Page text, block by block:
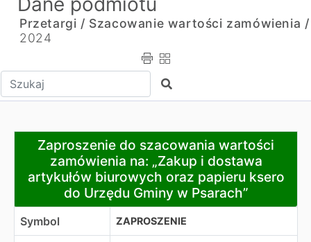
Przetargi / Szacowanie wartości zamówienia /
2024
Wpisz tekst do wyszukania Szukaj
Zaproszenie do szacowania wartości zamówienia na:
Zaproszenie do szacowania wartości
zamówienia na: „Zakup i dostawa
artykułów biurowych oraz papieru ksero
do Urzędu Gminy w Psarach”
Symbol ZAPROSZENIE